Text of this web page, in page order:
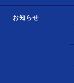
お知らせ